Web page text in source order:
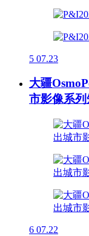
5 07.23
大疆
市影像系列
6 07.22